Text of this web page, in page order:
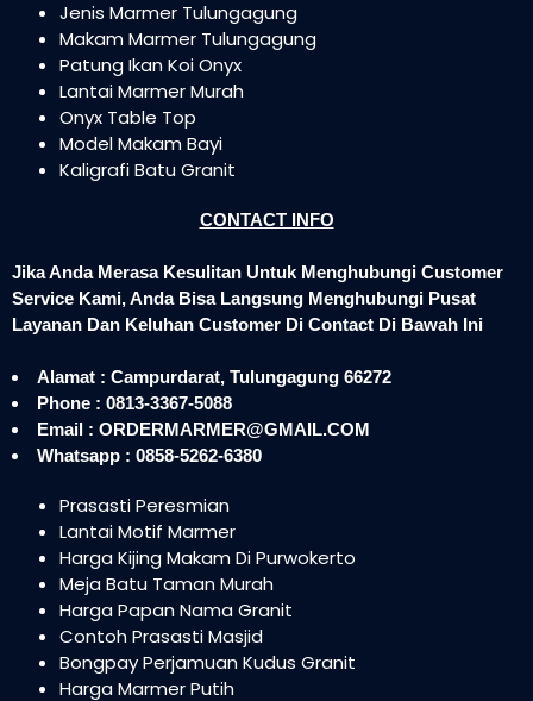
Jenis Marmer Tulungagung
Makam Marmer Tulungagung
Patung Ikan Koi Onyx
Lantai Marmer Murah
Onyx Table Top
Model Makam Bayi
Kaligrafi Batu Granit
CONTACT INFO
Jika Anda Merasa Kesulitan Untuk Menghubungi Customer
Service Kami, Anda Bisa Langsung Menghubungi Pusat
Layanan Dan Keluhan Customer Di Contact Di Bawah Ini
Alamat : Campurdarat, Tulungagung 66272
Phone : 0813-3367-5088
Email : ORDERMARMER@GMAIL.COM
Whatsapp : 0858-5262-6380
Prasasti Peresmian
Lantai Motif Marmer
Harga Kijing Makam Di Purwokerto
Meja Batu Taman Murah
Harga Papan Nama Granit
Contoh Prasasti Masjid
Bongpay Perjamuan Kudus Granit
Harga Marmer Putih